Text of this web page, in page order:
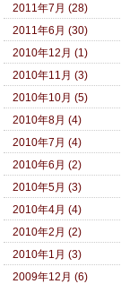
2011年7月 (28)
2011年6月 (30)
2010年12月 (1)
2010年11月 (3)
2010年10月 (5)
2010年8月 (4)
2010年7月 (4)
2010年6月 (2)
2010年5月 (3)
2010年4月 (4)
2010年2月 (2)
2010年1月 (3)
2009年12月 (6)